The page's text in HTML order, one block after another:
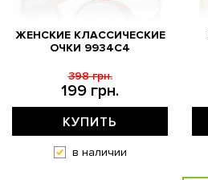
ЖЕНСКИЕ КЛАССИЧЕСКИЕ
ОЧКИ 9934C4
199 грн.
398 грн.
КУПИТЬ
в наличии